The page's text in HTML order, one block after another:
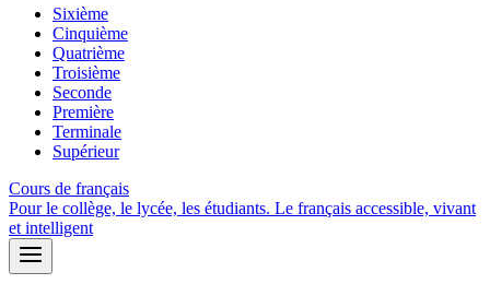
Sixième
Cinquième
Quatrième
Troisième
Seconde
Première
Terminale
Supérieur
Cours de français
Pour le collège, le lycée, les étudiants. Le français accessible, vivant
et intelligent